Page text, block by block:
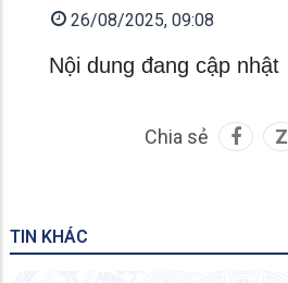
26/08/2025, 09:08
Nội dung đang cập nhật
Chia sẻ Z
TIN KHÁC